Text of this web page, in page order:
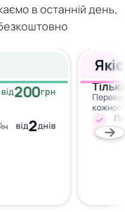
в останній день,
від200грн
від2днів